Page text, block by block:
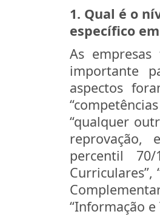
1. Qual é o
específico
As
importante
aspectos
“qualquer
reprovação,
percentil 70/
Curriculares”,
“Informação e